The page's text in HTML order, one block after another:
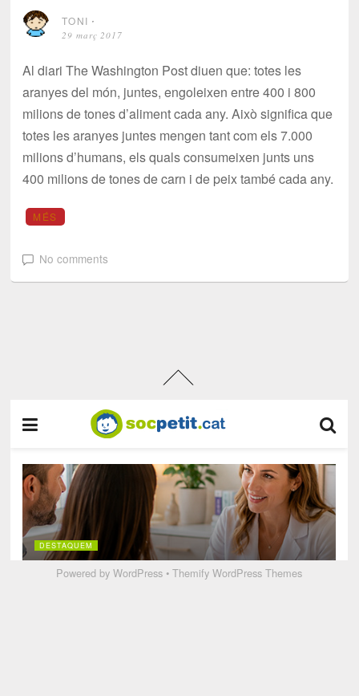
TONI ⋅
29 març 2017
Al diari The Washington Post diuen que: totes les
aranyes del món, juntes, engoleixen entre 400 i 800
milions de tones d’aliment cada any. Això significa que
totes les aranyes juntes mengen tant com els 7.000
milions d’humans, els quals consumeixen junts uns
400 milions de tones de carn i de peix també cada any.
MÉS
No comments
Powered byWordPress •Themify WordPress Themes